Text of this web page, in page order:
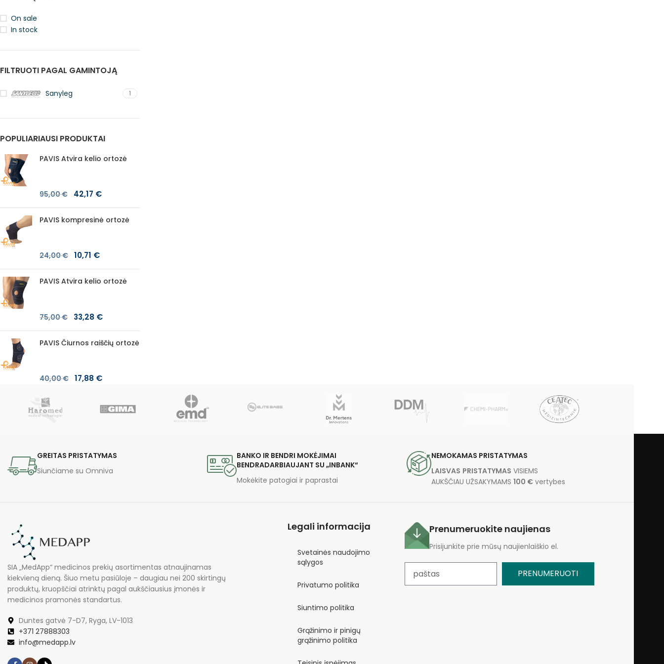
On sale
In stock
FILTRUOTI PAGAL GAMINTOJĄ
Sanyleg 1
POPULIARIAUSI PRODUKTAI
PAVIS Atvira kelio ortozė
95,00€ 42,17 €
PAVIS kompresinė ortozė
24,00€ 10,71 €
PAVIS Atvira kelio ortozė
75,00€ 33,28 €
PAVIS Čiurnos raiščių ortozė
40,00€ 17,88 €
GREITAS PRISTATYMAS
Siunčiame su Omniva
BANKO IR BENDRI MOKĖJIMAI
BENDRADARBIAUJANT SU „INBANK“
Mokėkite patogiai ir paprastai
NEMOKAMAS PRISTATYMAS
LAISVAS PRISTATYMAS VISIEMS
AUKŠČIAU UŽSAKYMAMS 100 €vertybes
SIA „MedApp“ medicinos prekių asortimentas atnaujinamas
kiekvieną dieną. Šiuo metu pasiūloje – daugiau nei 200 skirtingų
produktų, kruopščiai atrinktų pagal aukščiausius įmonės ir
medicinos pramonės standartus.
Duntes gatvė 7-D7, Ryga, LV-1013
+371 27888303
info@medapp.lv
Legali informacija
Svetainės naudojimo
sąlygos
Privatumo politika
Siuntimo politika
Grąžinimo ir pinigų
grąžinimo politika
Prenumeruokite naujienas
Prisijunkite prie mūsų naujienlaiškio el.
PRENUMERUOTI